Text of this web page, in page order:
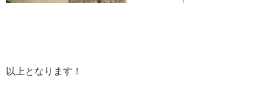
以上となります！